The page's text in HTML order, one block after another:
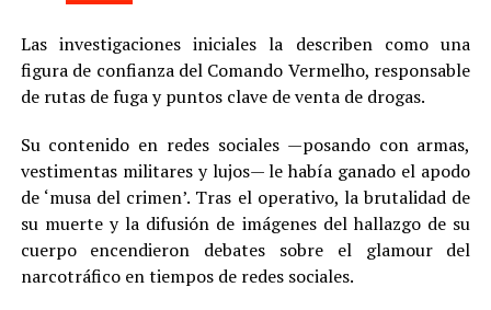
Las investigaciones iniciales la describen como una
figura de confianza del Comando Vermelho, responsable
de rutas de fuga y puntos clave de venta de drogas.
Su contenido en redes sociales —posando con armas,
vestimentas militares y lujos— le había ganado el apodo
de ‘musa del crimen’. Tras el operativo, la brutalidad de
su muerte y la difusión de imágenes del hallazgo de su
cuerpo encendieron debates sobre el glamour del
narcotráfico en tiempos de redes sociales.